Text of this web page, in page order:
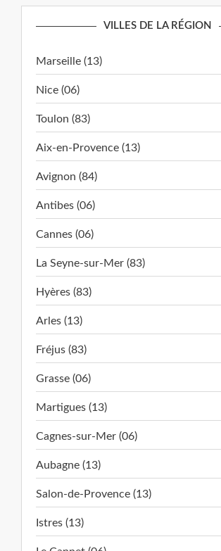
VILLES DE LA RÉGION
Marseille (13)
Nice (06)
Toulon (83)
Aix-en-Provence (13)
Avignon (84)
Antibes (06)
Cannes (06)
La Seyne-sur-Mer (83)
Hyères (83)
Arles (13)
Fréjus (83)
Grasse (06)
Martigues (13)
Cagnes-sur-Mer (06)
Aubagne (13)
Salon-de-Provence (13)
Istres (13)